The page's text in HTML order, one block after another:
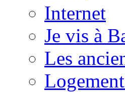
Internet
Je vis à
Les